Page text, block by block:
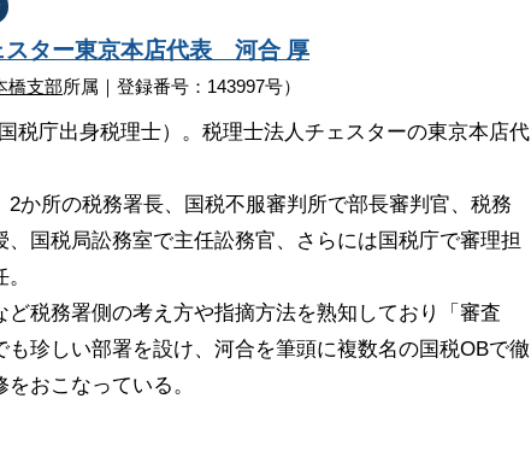
ター東京本店代表 河合 厚
橋支部所属｜登録番号：143997号）
税庁出身税理士）。税理士法人チェスターの東京本店代
2か所の税務署長、国税不服審判所で部長審判官、税務
、国税局訟務室で主任訟務官、さらには国税庁で審理担
ど税務署側の考え方や指摘方法を熟知しており「審査
も珍しい部署を設け、河合を筆頭に複数名の国税OBで徹
おこなっている。